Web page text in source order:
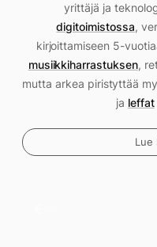
yrittäjä ja
digitoimistossa,
kirjoittamiseen 5-
musiikkiharrastuksen,
mutta arkea piristyttää
ja leffat
Lue